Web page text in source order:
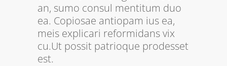
an, sumo consul mentitum duo
ea. Copiosae antiopam ius ea,
meis explicari reformidans vix
cu.Ut possit patrioque prodesset
est.